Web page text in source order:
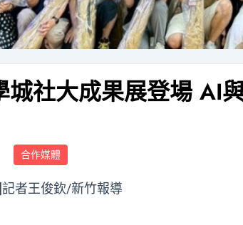
城社大成果展登場 AI
合作媒體
者王俊欽/新竹報導